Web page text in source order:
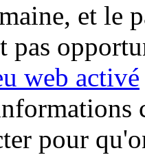
et le
pas
web activé
pour